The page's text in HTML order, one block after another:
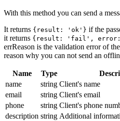
With this method you can send a
It returns {result: 'ok'} if the
it returns {result: 'fail', error:
errReason is the validation error of
reason why you can not send an
Name Type
name
string Client's name
email
string Client's email
phone
string Client's phone
description string Additional